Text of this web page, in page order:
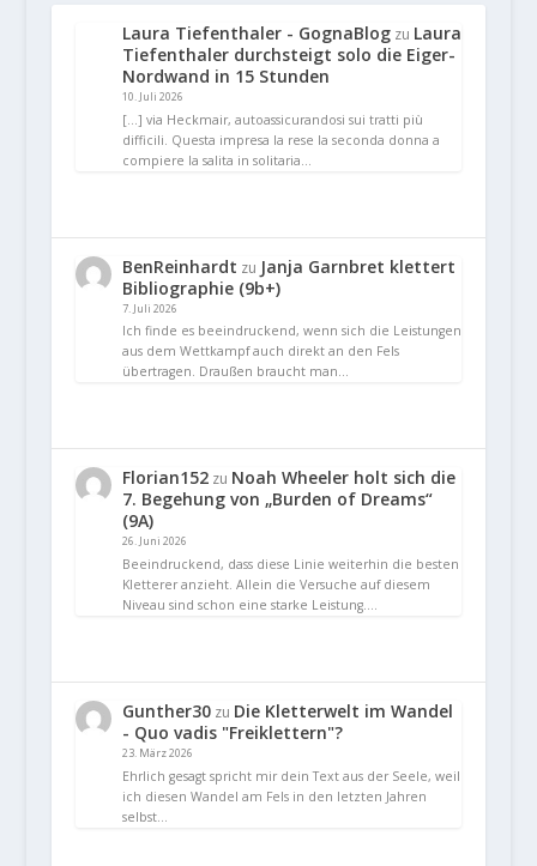
Laura Tiefenthaler - GognaBlogzu Laura
Tiefenthaler durchsteigt solo die Eiger-
Nordwand in 15 Stunden
10. Juli 2026
[…] via Heckmair, autoassicurandosi sui tratti più
difficili. Questa impresa la rese la seconda donna a
compiere la salita in solitaria…
BenReinhardt zu Janja Garnbret klettert
Bibliographie (9b+)
7. Juli 2026
Ich finde es beeindruckend, wenn sich die Leistungen
aus dem Wettkampf auch direkt an den Fels
übertragen. Draußen braucht man…
Florian152zu Noah Wheeler holt sich die
7. Begehung von „Burden of Dreams“
(9A)
26. Juni 2026
Beeindruckend, dass diese Linie weiterhin die besten
Kletterer anzieht. Allein die Versuche auf diesem
Niveau sind schon eine starke Leistung.…
Gunther30zu Die Kletterwelt im Wandel
- Quo vadis "Freiklettern"?
23. März 2026
Ehrlich gesagt spricht mir dein Text aus der Seele, weil
ich diesen Wandel am Fels in den letzten Jahren
selbst…